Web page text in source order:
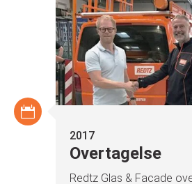
2017
Overtagelse
Redtz Glas & Facade